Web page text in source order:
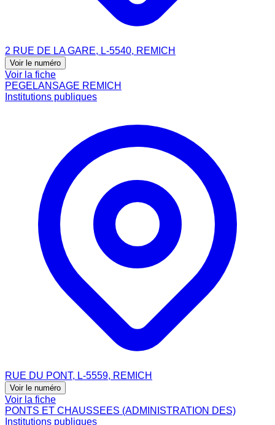
2 RUE DE LA GARE, L-5540, REMICH
Voir le numéro
Voir la fiche
PEGELANSAGE REMICH
Institutions publiques
RUE DU PONT, L-5559, REMICH
Voir le numéro
Voir la fiche
PONTS ET CHAUSSEES (ADMINISTRATION DES)
Institutions publiques